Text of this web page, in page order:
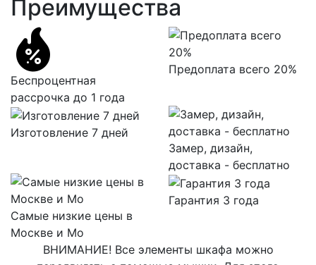
Преимущества
Беспроцентная
рассрочка до 1 года
Предоплата всего 20%
Изготовление 7 дней
Замер, дизайн,
доставка - бесплатно
Самые низкие цены в
Москве и Мо
Гарантия 3 года
ВНИМАНИЕ! Все элементы шкафа можно